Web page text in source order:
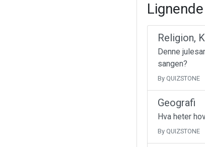
Religion,
Denne
sangen?
By QUIZSTONE
Geografi
Hva heter
By QUIZSTONE